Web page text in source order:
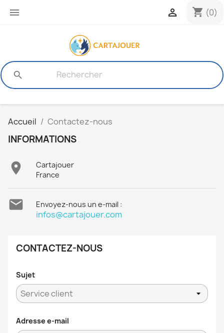
 shopping_cart (0)

search
Accueil Contactez-nous
INFORMATIONS

Cartajouer
France
 Envoyez-nous un e-mail :
infos@cartajouer.com
CONTACTEZ-NOUS
Sujet
Adresse e-mail